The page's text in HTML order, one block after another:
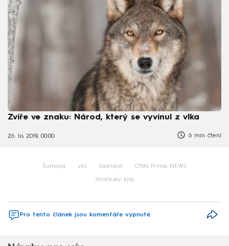
Zvíře ve znaku: Národ, který se vyvinul z vlka
26. lis 2019, 00:00 6 min čtení
Šumava vlci kastrace CNN Prima NEWS
Jihočeský kraj
Pro tento článek jsou komentáře vypnuté